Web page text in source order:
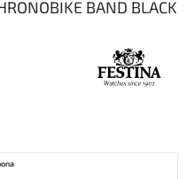
BAND BLACK